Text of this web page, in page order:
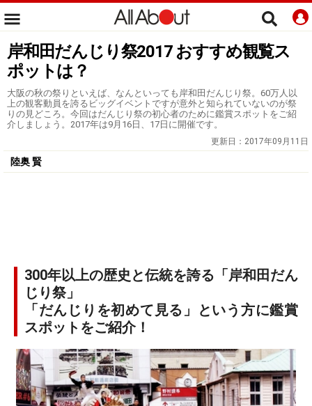
岸和田だんじり祭2017 おすすめ観覧ス
ポットは？
大阪の秋の祭りといえば、なんといっても岸和田だんじり祭。60万人以
上の観客動員を誇るビッグイベントですが意外と知られていないのが祭
りの見どころ。今回はだんじり祭の初心者のために鑑賞スポットをご紹
介しましょう。2017年は9月16日、17日に開催です。
更新日： 2017年09月11日
陸奥 賢
300年以上の歴史と伝統を誇る「岸和田だん
じり祭」
「だんじりを初めて見る」という方に鑑賞
スポットをご紹介！